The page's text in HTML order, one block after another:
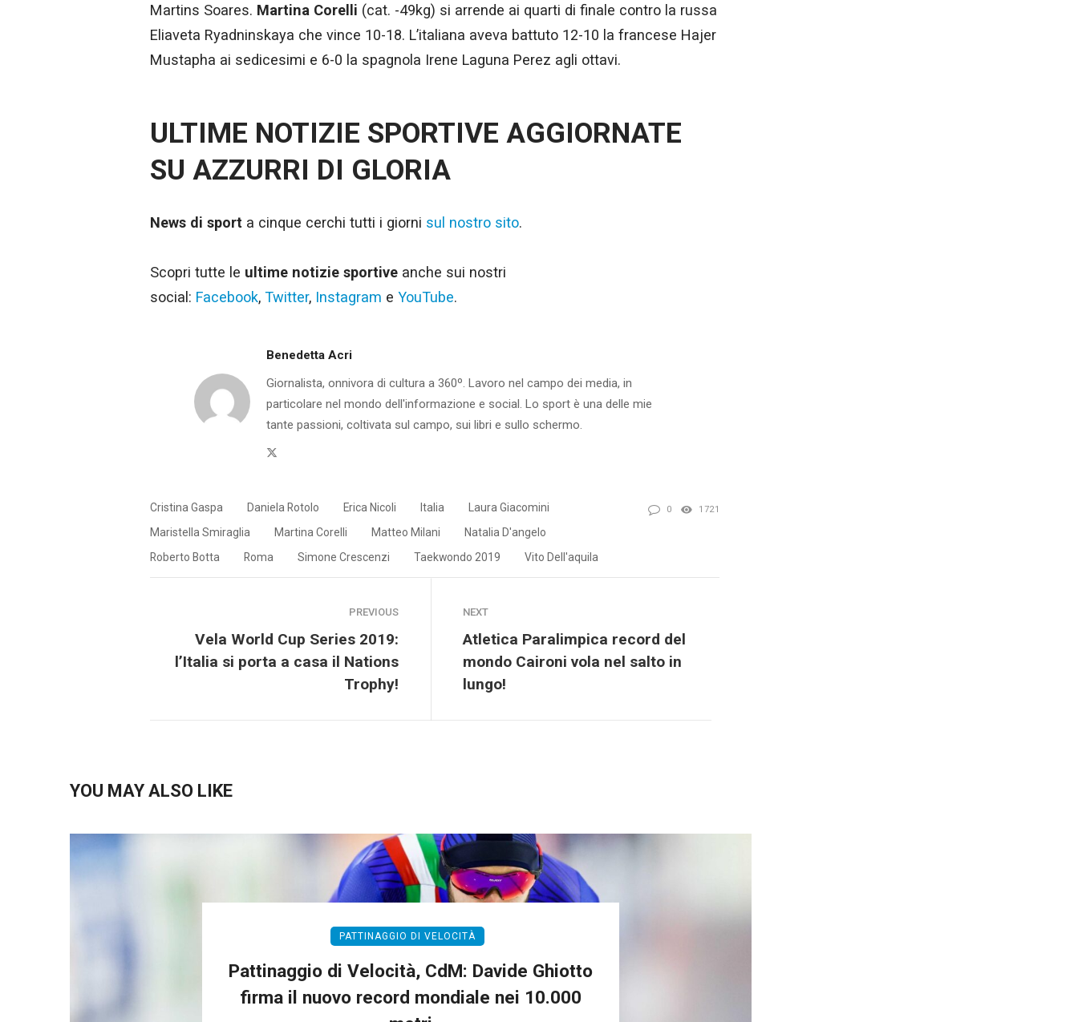
Martins Soares. Martina Corelli (cat. -49kg) si arrende ai quarti di finale contro la russa
Eliaveta Ryadninskaya che vince 10-18. L’italiana aveva battuto 12-10 la francese Hajer
Mustapha ai sedicesimi e 6-0 la spagnola Irene Laguna Perez agli ottavi.
ULTIME NOTIZIE SPORTIVE AGGIORNATE
SU AZZURRI DI GLORIA
News di sport a cinque cerchi tutti i giorni sul nostro sito.
Scopri tutte le ultime notizie sportive anche sui nostri
social: Facebook, Twitter, Instagram e YouTube.
Benedetta Acri
Giornalista, onnivora di cultura a 360º. Lavoro nel campo dei media, in
particolare nel mondo dell'informazione e social. Lo sport è una delle mie
tante passioni, coltivata sul campo, sui libri e sullo schermo.
Cristina Gaspa Daniela Rotolo Erica Nicoli Italia
Laura Giacomini
Maristella Smiraglia
Martina Corelli Matteo Milani
Natalia D'angelo
Roberto Botta
Roma Simone Crescenzi Taekwondo 2019 Vito Dell'aquila
0 1721
PREVIOUS
Vela World Cup Series 2019:
l’Italia si porta a casa il Nations
Trophy!
NEXT
Atletica Paralimpica record del
mondo Caironi vola nel salto in
lungo!
YOU MAY ALSO LIKE
PATTINAGGIO DI VELOCITÀ
Pattinaggio di Velocità, CdM: Davide Ghiotto
firma il nuovo record mondiale nei 10.000